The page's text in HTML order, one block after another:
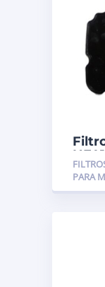
PARA